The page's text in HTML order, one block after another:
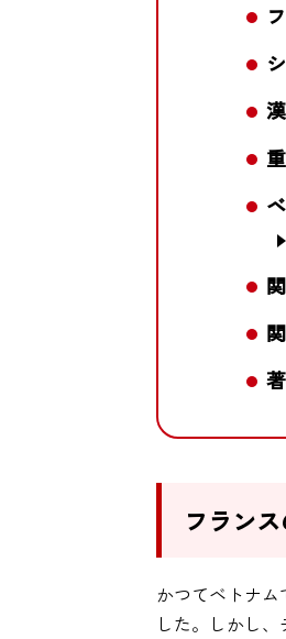
フラン
かつてベトナ
した。しかし